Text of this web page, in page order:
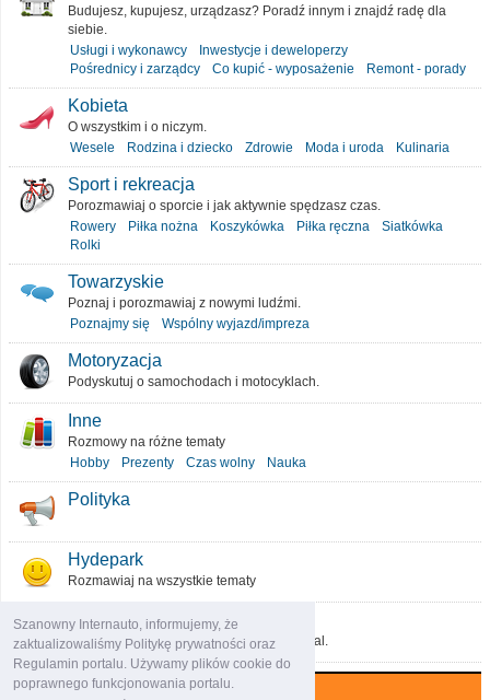
Szanowny Internauto, informujemy, że
zaktualizowaliśmy Politykę prywatności oraz
Regulamin portalu. Używamy plików cookie do
poprawnego funkcjonowania portalu.
Budujesz, kupujesz, urządzasz? Poradź innym i znajdź radę dla
siebie.
Usługi i wykonawcy
Inwestycje i deweloperzy
Pośrednicy i zarządcy
Co kupić - wyposażenie Remont - porady
Kobieta
O wszystkim i o niczym.
Wesele
Rodzina i dziecko Zdrowie Moda i uroda Kulinaria
Sport i rekreacja
Porozmawiaj o sporcie i jak aktywnie spędzasz czas.
Rowery
Piłka nożna Koszykówka Piłka ręczna
Siatkówka
Rolki
Towarzyskie
Poznaj i porozmawiaj z nowymi ludźmi.
Poznajmy się
Wspólny wyjazd/impreza
Motoryzacja
Podyskutuj o samochodach i motocyklach.
Inne
Rozmowy na różne tematy
Hobby
Prezenty Czas wolny Nauka
Polityka
Hydepark
Rozmawiaj na wszystkie tematy
O portalu
Podziel się pomysłami, które ulepszą portal.
Najczęściej komentowane (7 dni)